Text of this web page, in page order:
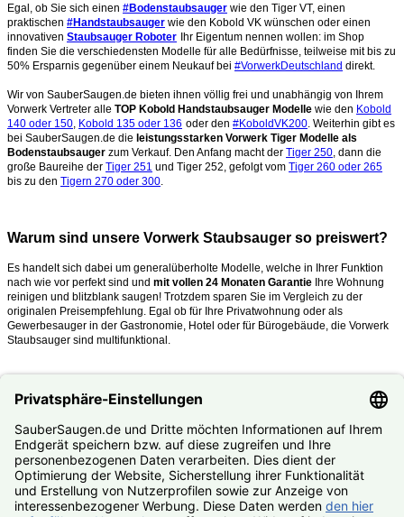
Egal, ob Sie sich einen #Bodenstaubsauger wie den Tiger VT, einen
praktischen #Handstaubsauger wie den Kobold VK wünschen oder einen
innovativen Staubsauger Roboter Ihr Eigentum nennen wollen: im Shop
finden Sie die verschiedensten Modelle für alle Bedürfnisse, teilweise mit bis zu
50% Ersparnis gegenüber einem Neukauf bei #VorwerkDeutschland direkt.
Wir von SauberSaugen.de bieten ihnen völlig frei und unabhängig von Ihrem
Vorwerk Vertreter alle TOP Kobold Handstaubsauger Modelle wie den Kobold
140 oder 150 Kobold 135 oder 136 oder den #KoboldVK200 . Weiterhin gibt es
bei SauberSaugen.de die leistungsstarken Vorwerk Tiger Modelle als
Bodenstaubsauger zum Verkauf. Den Anfang macht der Tiger 250 , dann die
große Baureihe der Tiger 251 und Tiger 252, gefolgt vom Tiger 260 oder 265
bis zu den Tigern 270 oder 300
Warum sind unsere Vorwerk Staubsauger so preiswert?
Es handelt sich dabei um generalüberholte Modelle, welche in Ihrer Funktion
nach wie vor perfekt sind und mit vollen 24 Monaten Garantie Ihre Wohnung
reinigen und blitzblank saugen! Trotzdem sparen Sie im Vergleich zu der
originalen Preisempfehlung. Egal ob für Ihre Privatwohnung oder als
Gewerbesauger in der Gastronomie, Hotel oder für Bürogebäude, die Vorwerk
Staubsauger sind multifunktional.
Was mache ich, wenn mein Kobold oder Tiger kaputt ist?
Nutzen Sie unseren#Reparaturservice. Fast alle Vorwerk Staubsauger
reparieren wir Ihnen zum #Festpreis.
© SauberSaugen.de – Ihr Spezialist für Zubehör und Ersatzteile
passend für Vorwerk Staubsauger